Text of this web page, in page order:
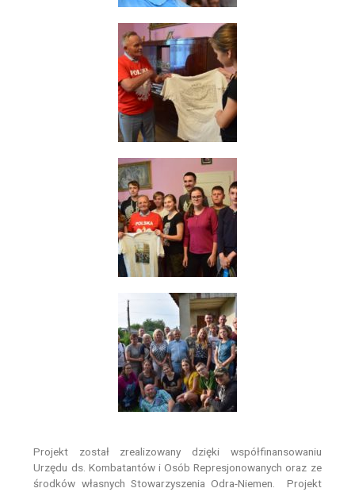
Projekt został zrealizowany dzięki współfinansowaniu
Urzędu ds. Kombatantów i Osób Represjonowanych oraz ze
środków własnych Stowarzyszenia Odra-Niemen. Projekt